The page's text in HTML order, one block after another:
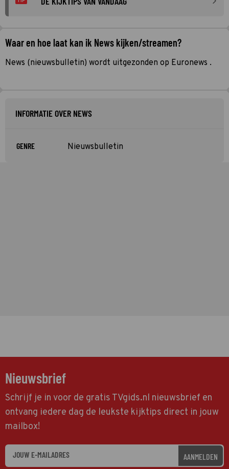
Waar en hoe laat kan ik News kijken/streamen?
News (nieuwsbulletin) wordt uitgezonden op Euronews .
INFORMATIE OVER NEWS
GENRE Nieuwsbulletin
Nieuwsbrief
Schrijf je in voor de gratis TVgids.nl nieuwsbrief en
ontvang iedere dag de leukste kijktips direct in jouw
mailbox!
AANMELDEN